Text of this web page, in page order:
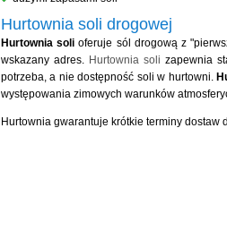
Hurtownia soli drogowej
Hurtownia soli oferuje sól drogową z
wskazany adres. Hurtownia soli zapewnia
potrzeba, a nie dostępność soli w hurtowni.
występowania zimowych warunków
Hurtownia gwarantuje krótkie terminy dostaw